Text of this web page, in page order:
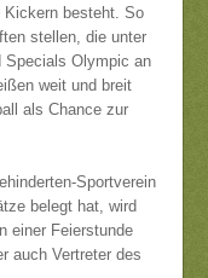
Kickern besteht. So
stellen, die unter
Specials Olympic an
weit und breit
als Chance zur
Sportverein
belegt hat, wird
einer Feierstunde
auch Vertreter des